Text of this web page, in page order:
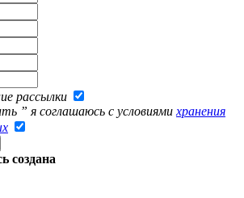
рассылки
” я соглашаюсь с условиями хранения
создана